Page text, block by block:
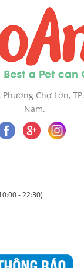
Chợ Lớn,
Nam.
- 22:30)